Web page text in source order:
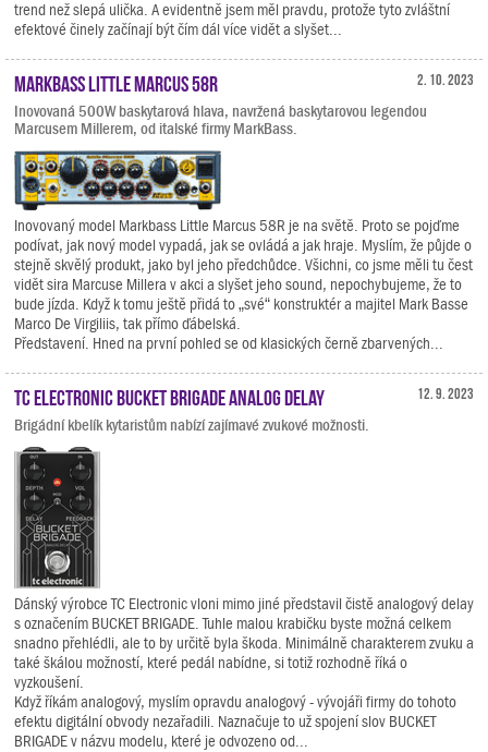
trend než slepá ulička. A evidentně jsem měl pravdu, protože tyto zvláštní
efektové činely začínají být čím dál více vidět a slyšet...
2. 10. 2023
Markbass Little Marcus 58R
Inovovaná 500W baskytarová hlava, navržená baskytarovou legendou
Marcusem Millerem, od italské firmy MarkBass.
Inovovaný model Markbass Little Marcus 58R je na světě. Proto se pojďme
podívat, jak nový model vypadá, jak se ovládá a jak hraje. Myslím, že půjde o
stejně skvělý produkt, jako byl jeho předchůdce. Všichni, co jsme měli tu čest
vidět sira Marcuse Millera v akci a slyšet jeho sound, nepochybujeme, že to
bude jízda. Když k tomu ještě přidá to „své“ konstruktér a majitel Mark Basse
Marco De Virgiliis, tak přímo ďábelská.
Představení. Hned na první pohled se od klasických černě zbarvených...
12. 9. 2023
TC Electronic BUCKET BRIGADE ANALOG DELAY
Brigádní kbelík kytaristům nabízí zajímavé zvukové možnosti.
Dánský výrobce TC Electronic vloni mimo jiné představil čistě analogový delay
s označením BUCKET BRIGADE. Tuhle malou krabičku byste možná celkem
snadno přehlédli, ale to by určitě byla škoda. Minimálně charakterem zvuku a
také škálou možností, které pedál nabídne, si totiž rozhodně říká o
vyzkoušení.
Když říkám analogový, myslím opravdu analogový - vývojáři firmy do tohoto
efektu digitální obvody nezařadili. Naznačuje to už spojení slov BUCKET
BRIGADE v názvu modelu, které je odvozeno od...